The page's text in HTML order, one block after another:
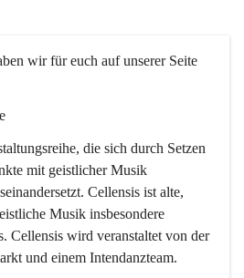
wir für euch auf unserer Seite
die sich durch Setzen
mit geistlicher Musik
Cellensis ist alte,
Musik insbesondere
Cellensis wird veranstaltet von der
und einem Intendanzteam.